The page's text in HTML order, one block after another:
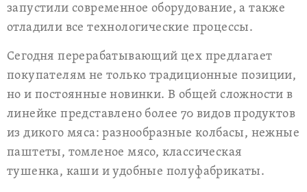
запустили современное оборудование, а также
отладили все технологические процессы.
Сегодня перерабатывающий цех предлагает
покупателям не только традиционные позиции,
но и постоянные новинки. В общей сложности в
линейке представлено более 70 видов продуктов
из дикого мяса: разнообразные колбасы, нежные
паштеты, томленое мясо, классическая
тушенка, каши и удобные полуфабрикаты.